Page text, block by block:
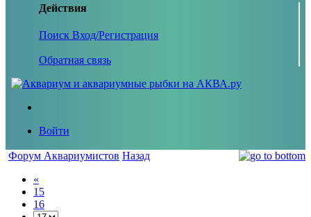
Действия
Поиск Вход/Регистрация
Обратная связь
Войти
Форум Аквариумистов Назад
«
15
16